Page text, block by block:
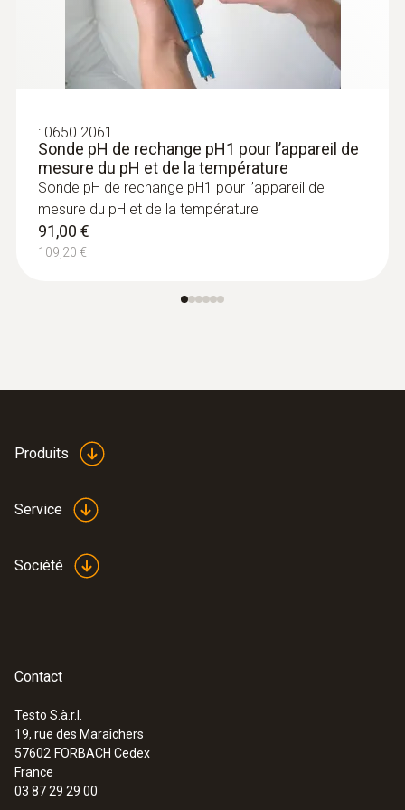
- Il est robuste, étanche avec un TOP SAFE
nettoyable au lave vaisselle afin de répondre
aux exigencies de l’industrie
- La sonde de temperature est combine à
l’electrode pH
- Electrolyte à gel sans maintenance
- Calibration possible en 1, 2 ou 3 points
: 0650 2061
Sonde pH de rechange pH1 pour l’appareil de
mesure du pH et de la température
Sonde pH de rechange pH1 pour l’appareil de
mesure du pH et de la température
91,00 €
109,20 €
Produits
Service
Société
Contact
Testo S.à.r.l.
19, rue des Maraîchers
57602 FORBACH Cedex
France
03 87 29 29 00